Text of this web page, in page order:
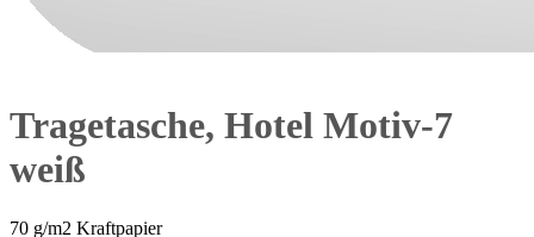
Tragetasche, Hotel Motiv-7
weiß
70 g/m2 Kraftpapier